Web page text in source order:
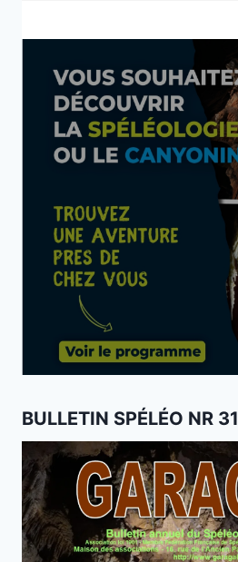
BULLETIN SPÉLÉO NR 31